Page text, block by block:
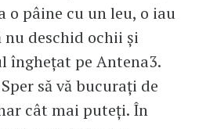
o pâine cu un leu, o iau
nu deschid ochii și
înghețat pe Antena3.
să vă bucurați de
cât mai puteți. În